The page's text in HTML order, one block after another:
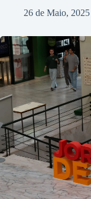
26 de Maio, 2025